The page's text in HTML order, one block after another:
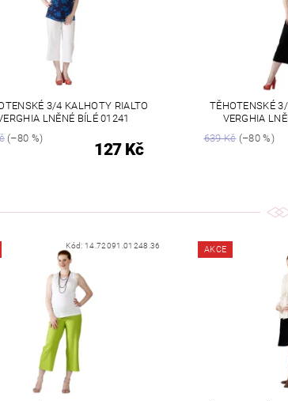
3/4 KALHOTY RIALTO
LNĚNÉ BÍLÉ 01241
(–80 %)
127 Kč
TĚHOTENSKÉ
VERGHIA
639 Kč(–80 %)
Kód: 14.72091.01248.36 AKCE